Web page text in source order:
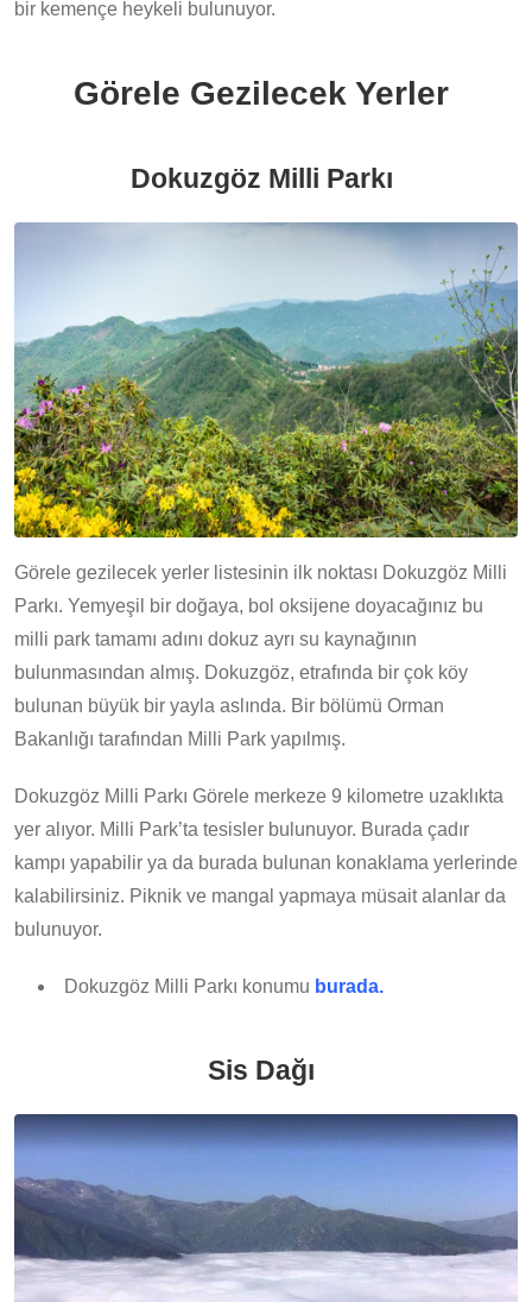
bir kemençe heykeli bulunuyor.
Görele Gezilecek Yerler
Dokuzgöz Milli Parkı
Görele gezilecek yerler listesinin ilk noktası Dokuzgöz Milli
Parkı. Yemyeşil bir doğaya, bol oksijene doyacağınız bu
milli park tamamı adını dokuz ayrı su kaynağının
bulunmasından almış. Dokuzgöz, etrafında bir çok köy
bulunan büyük bir yayla aslında. Bir bölümü Orman
Bakanlığı tarafından Milli Park yapılmış.
Dokuzgöz Milli Parkı Görele merkeze 9 kilometre uzaklıkta
yer alıyor. Milli Park’ta tesisler bulunuyor. Burada çadır
kampı yapabilir ya da burada bulunan konaklama yerlerinde
kalabilirsiniz. Piknik ve mangal yapmaya müsait alanlar da
bulunuyor.
Dokuzgöz Milli Parkı konumu burada.
Sis Dağı